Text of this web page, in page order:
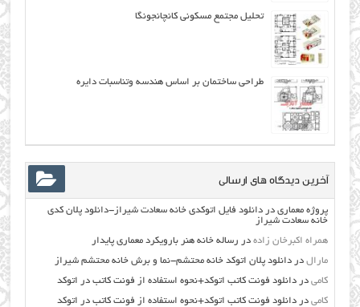
تحلیل مجتمع مسکونی کانچانجونگا
طراحی ساختمان بر اساس هندسه وتناسبات دایره
آخرین دیدگاه های ارسالی
پروژه معماری دردانلود فایل اتوکدی خانه سعادت شیراز-دانلود پلان کدی
خانه سعادت شیراز
همراه اکبرخان زاده در رساله خانه هنر بارویکرد معماری پایدار
مارال دردانلود پلان اتوکد خانه محتشم-نما و برش خانه محتشم شیراز
کامی دردانلود فونت کاتب اتوکد+نحوه استفاده از فونت کاتب در اتوکد
کامی دردانلود فونت کاتب اتوکد+نحوه استفاده از فونت کاتب در اتوکد